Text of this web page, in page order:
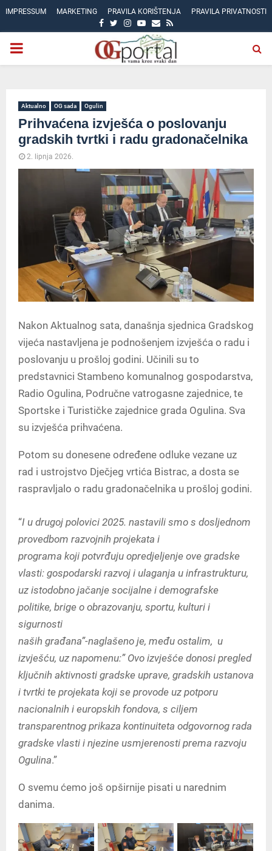
IMPRESSUM MARKETING PRAVILA KORIŠTENJA PRAVILA PRIVATNOSTI
FACEBOOK
TWITTER
INSTAGRAM
YOUTUBE
EMAIL
RSS
PRIMARY
Aktualno OG sada Ogulin
Prihvaćena izvješća o poslovanju
gradskih tvrtki i radu gradonačelnika
2. lipnja 2026.
Nakon Aktualnog sata, današnja sjednica Gradskog
vijeća nastavljena je podnošenjem izvješća o radu i
poslovanju u prošloj godini. Učinili su to
predstavnici Stambeno komunalnog gospodarstva,
Radio Ogulina, Područne vatrogasne zajednice, te
Sportske i Turističke zajednice grada Ogulina. Sva
su izvješća prihvaćena.
Potom su donesene određene odluke vezane uz
rad i ustrojstvo Dječjeg vrtića Bistrac, a dosta se
raspravljalo o radu gradonačelnika u prošloj godini.
“I u drugoj polovici 2025. nastavili smo s dosljednom
provedbom razvojnih projekata i
programa koji potvrđuju opredjeljenje ove gradske
vlasti: gospodarski razvoj i ulaganja u infrastrukturu,
uz istodobno jačanje socijalne i demografske
politike, brige o obrazovanju, sportu, kulturi i
sigurnosti
naših građana”-naglašeno je, među ostalim, u
izvješću, uz napomenu:” Ovo izvješće donosi pregled
ključnih aktivnosti gradske uprave, gradskih ustanova
i tvrtki te projekata koji se provode uz potporu
nacionalnih i europskih fondova, s ciljem
transparentnog prikaza kontinuiteta odgovornog rada
gradske vlasti i njezine usmjerenosti prema razvoju
Ogulina.”
O svemu ćemo još opširnije pisati u narednim
danima.